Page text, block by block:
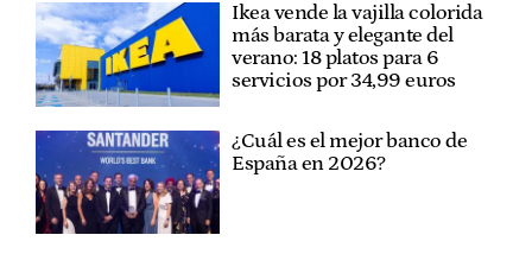
Ikea vende la vajilla colorida
más barata y elegante del
verano: 18 platos para 6
servicios por 34,99 euros
¿Cuál es el mejor banco de
España en 2026?